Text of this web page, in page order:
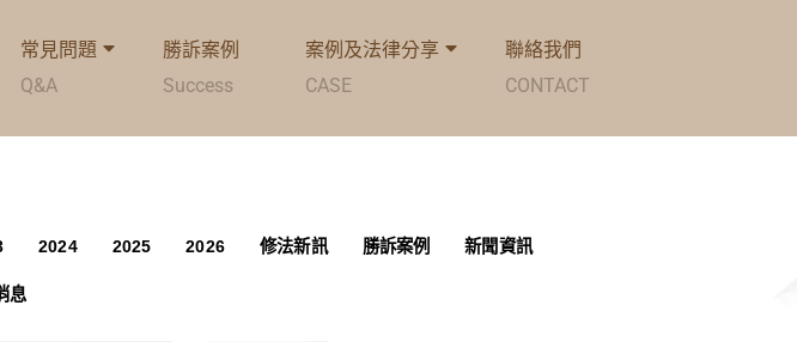
常見問題
Q&A
勝訴案例
Success
案例及法律分享
CASE
聯絡我們
CONTACT
2024 2025 2026 修法新訊 勝訴案例 新聞資訊
息